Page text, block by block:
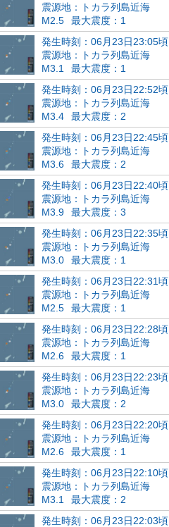
震源地：トカラ列島近海
M2.5
最大震度：1
発生時刻：06月23日23:05頃
震源地：トカラ列島近海
M3.1
最大震度：1
発生時刻：06月23日22:52頃
震源地：トカラ列島近海
M3.4
最大震度：2
発生時刻：06月23日22:45頃
震源地：トカラ列島近海
M3.6
最大震度：2
発生時刻：06月23日22:40頃
震源地：トカラ列島近海
M3.9
最大震度：3
発生時刻：06月23日22:35頃
震源地：トカラ列島近海
M3.0
最大震度：1
発生時刻：06月23日22:31頃
震源地：トカラ列島近海
M2.5
最大震度：1
発生時刻：06月23日22:28頃
震源地：トカラ列島近海
M2.6
最大震度：1
発生時刻：06月23日22:23頃
震源地：トカラ列島近海
M3.0
最大震度：2
発生時刻：06月23日22:20頃
震源地：トカラ列島近海
M2.6
最大震度：1
発生時刻：06月23日22:10頃
震源地：トカラ列島近海
M3.1
最大震度：2
発生時刻：06月23日22:03頃